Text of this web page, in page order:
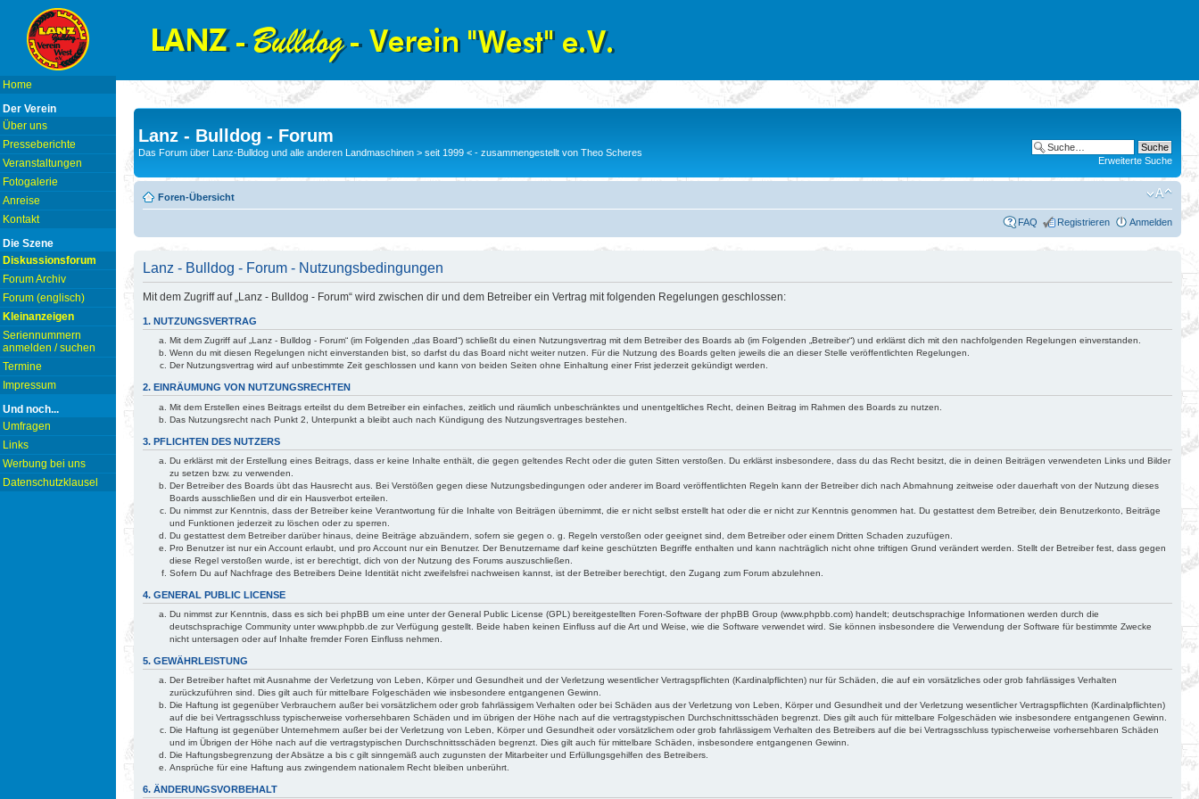
Home
Der Verein
Über uns
Presseberichte
Veranstaltungen
Fotogalerie
Anreise
Kontakt
Die Szene
Diskussionsforum
Forum Archiv
Forum (englisch)
Kleinanzeigen
Seriennummern
anmelden / suchen
Termine
Impressum
Und noch...
Umfragen
Links
Werbung bei uns
Datenschutzklausel
Lanz - Bulldog - Forum
Das Forum über Lanz-Bulldog und alle anderen Landmaschinen > seit 1999 < - zusammengestellt von Theo Scheres
Erweiterte Suche
Foren-Übersicht
FAQ Registrieren Anmelden
Lanz - Bulldog - Forum - Nutzungsbedingungen
Mit dem Zugriff auf „Lanz - Bulldog - Forum“ wird zwischen dir und dem Betreiber ein Vertrag mit folgenden Regelungen geschlossen:
1. NUTZUNGSVERTRAG
Mit dem Zugriff auf „Lanz - Bulldog - Forum“ (im Folgenden „das Board“) schließt du einen Nutzungsvertrag mit dem Betreiber des Boards ab (im Folgenden „Betreiber“) und erklärst dich mit den nachfolgenden Regelungen einverstanden.
Wenn du mit diesen Regelungen nicht einverstanden bist, so darfst du das Board nicht weiter nutzen. Für die Nutzung des Boards gelten jeweils die an dieser Stelle veröffentlichten Regelungen.
Der Nutzungsvertrag wird auf unbestimmte Zeit geschlossen und kann von beiden Seiten ohne Einhaltung einer Frist jederzeit gekündigt werden.
2. EINRÄUMUNG VON NUTZUNGSRECHTEN
Mit dem Erstellen eines Beitrags erteilst du dem Betreiber ein einfaches, zeitlich und räumlich unbeschränktes und unentgeltliches Recht, deinen Beitrag im Rahmen des Boards zu nutzen.
Das Nutzungsrecht nach Punkt 2, Unterpunkt a bleibt auch nach Kündigung des Nutzungsvertrages bestehen.
3. PFLICHTEN DES NUTZERS
Du erklärst mit der Erstellung eines Beitrags, dass er keine Inhalte enthält, die gegen geltendes Recht oder die guten Sitten verstoßen. Du erklärst insbesondere, dass du das Recht besitzt, die in deinen Beiträgen verwendeten Links und Bilder
zu setzen bzw. zu verwenden.
Der Betreiber des Boards übt das Hausrecht aus. Bei Verstößen gegen diese Nutzungsbedingungen oder anderer im Board veröffentlichten Regeln kann der Betreiber dich nach Abmahnung zeitweise oder dauerhaft von der Nutzung dieses
Boards ausschließen und dir ein Hausverbot erteilen.
Du nimmst zur Kenntnis, dass der Betreiber keine Verantwortung für die Inhalte von Beiträgen übernimmt, die er nicht selbst erstellt hat oder die er nicht zur Kenntnis genommen hat. Du gestattest dem Betreiber, dein Benutzerkonto, Beiträge
und Funktionen jederzeit zu löschen oder zu sperren.
Du gestattest dem Betreiber darüber hinaus, deine Beiträge abzuändern, sofern sie gegen o. g. Regeln verstoßen oder geeignet sind, dem Betreiber oder einem Dritten Schaden zuzufügen.
Pro Benutzer ist nur ein Account erlaubt, und pro Account nur ein Benutzer. Der Benutzername darf keine geschützten Begriffe enthalten und kann nachträglich nicht ohne triftigen Grund verändert werden. Stellt der Betreiber fest, dass gegen
diese Regel verstoßen wurde, ist er berechtigt, dich von der Nutzung des Forums auszuschließen.
Sofern Du auf Nachfrage des Betreibers Deine Identität nicht zweifelsfrei nachweisen kannst, ist der Betreiber berechtigt, den Zugang zum Forum abzulehnen.
4. GENERAL PUBLIC LICENSE
Du nimmst zur Kenntnis, dass es sich bei phpBB um eine unter der General Public License (GPL) bereitgestellten Foren-Software der phpBB Group (www.phpbb.com) handelt; deutschsprachige Informationen werden durch die
deutschsprachige Community unter www.phpbb.de zur Verfügung gestellt. Beide haben keinen Einfluss auf die Art und Weise, wie die Software verwendet wird. Sie können insbesondere die Verwendung der Software für bestimmte Zwecke
nicht untersagen oder auf Inhalte fremder Foren Einfluss nehmen.
5. GEWÄHRLEISTUNG
Der Betreiber haftet mit Ausnahme der Verletzung von Leben, Körper und Gesundheit und der Verletzung wesentlicher Vertragspflichten (Kardinalpflichten) nur für Schäden, die auf ein vorsätzliches oder grob fahrlässiges Verhalten
zurückzuführen sind. Dies gilt auch für mittelbare Folgeschäden wie insbesondere entgangenen Gewinn.
Die Haftung ist gegenüber Verbrauchern außer bei vorsätzlichem oder grob fahrlässigem Verhalten oder bei Schäden aus der Verletzung von Leben, Körper und Gesundheit und der Verletzung wesentlicher Vertragspflichten (Kardinalpflichten)
auf die bei Vertragsschluss typischerweise vorhersehbaren Schäden und im übrigen der Höhe nach auf die vertragstypischen Durchschnittsschäden begrenzt. Dies gilt auch für mittelbare Folgeschäden wie insbesondere entgangenen Gewinn.
Die Haftung ist gegenüber Unternehmern außer bei der Verletzung von Leben, Körper und Gesundheit oder vorsätzlichem oder grob fahrlässigem Verhalten des Betreibers auf die bei Vertragsschluss typischerweise vorhersehbaren Schäden
und im Übrigen der Höhe nach auf die vertragstypischen Durchschnittsschäden begrenzt. Dies gilt auch für mittelbare Schäden, insbesondere entgangenen Gewinn.
Die Haftungsbegrenzung der Absätze a bis c gilt sinngemäß auch zugunsten der Mitarbeiter und Erfüllungsgehilfen des Betreibers.
Ansprüche für eine Haftung aus zwingendem nationalem Recht bleiben unberührt.
6. ÄNDERUNGSVORBEHALT